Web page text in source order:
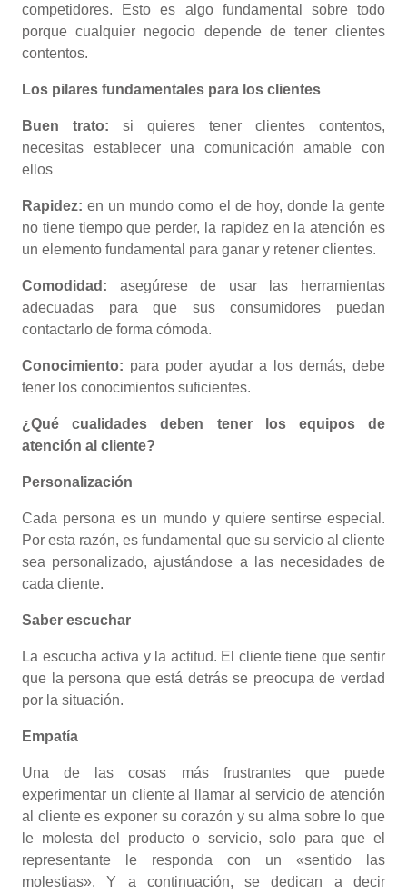
competidores. Esto es algo fundamental sobre todo
porque cualquier negocio depende de tener clientes
contentos.
Los pilares fundamentales para los clientes
Buen trato: si quieres tener clientes contentos,
necesitas establecer una comunicación amable con
ellos
Rapidez: en un mundo como el de hoy, donde la gente
no tiene tiempo que perder, la rapidez en la atención es
un elemento fundamental para ganar y retener clientes.
Comodidad: asegúrese de usar las herramientas
adecuadas para que sus consumidores puedan
contactarlo de forma cómoda.
Conocimiento: para poder ayudar a los demás, debe
tener los conocimientos suficientes.
¿Qué cualidades deben tener los equipos de
atención al cliente?
Personalización
Cada persona es un mundo y quiere sentirse especial.
Por esta razón, es fundamental que su servicio al cliente
sea personalizado, ajustándose a las necesidades de
cada cliente.
Saber escuchar
La escucha activa y la actitud. El cliente tiene que sentir
que la persona que está detrás se preocupa de verdad
por la situación.
Empatía
Una de las cosas más frustrantes que puede
experimentar un cliente al llamar al servicio de atención
al cliente es exponer su corazón y su alma sobre lo que
le molesta del producto o servicio, solo para que el
representante le responda con un «sentido las
molestias». Y a continuación, se dedican a decir